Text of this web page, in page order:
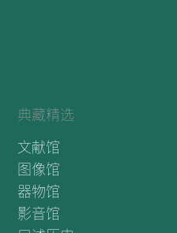
典藏精选
文献馆
图像馆
器物馆
影音馆